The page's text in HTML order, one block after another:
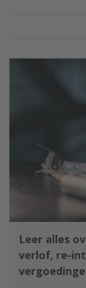
Leer alles
verlof, re-